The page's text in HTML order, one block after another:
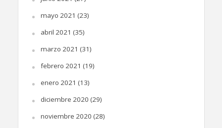
mayo 2021 (23)
abril 2021 (35)
marzo 2021 (31)
febrero 2021 (19)
enero 2021 (13)
diciembre 2020 (29)
noviembre 2020 (28)